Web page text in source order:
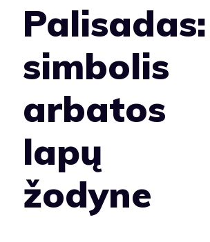
Palisadas:
simbolis
arbatos
lapų
žodyne